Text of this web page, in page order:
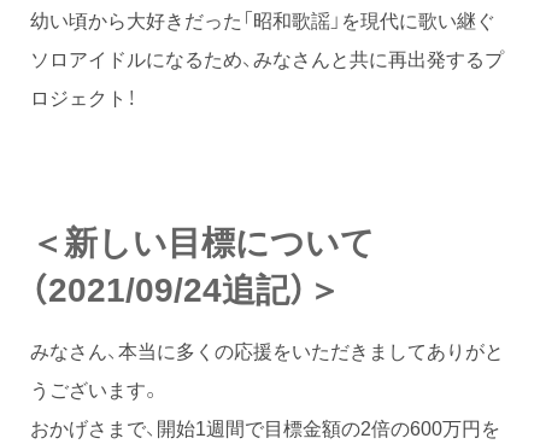
幼い頃から大好きだった「昭和歌謡」を現代に歌い継ぐ
ソロアイドルになるため、みなさんと共に再出発するプ
ロジェクト！
＜新しい目標について
（2021/09/24追記）＞
みなさん、本当に多くの応援をいただきましてありがと
うございます。
おかげさまで、開始1週間で目標金額の2倍の600万円を